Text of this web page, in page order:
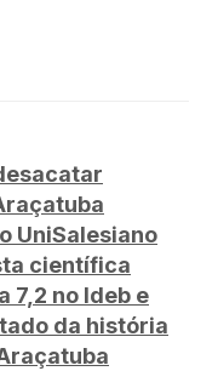
UniSalesiano
científica
7,2 no Ideb e
da história